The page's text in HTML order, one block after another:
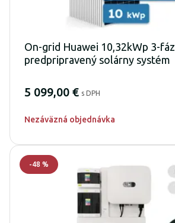
On-grid Huawei 10,32kWp 3-fáz
predpripravený solárny systém
5 099,00 € s DPH
Nezáväzná objednávka
-48 %